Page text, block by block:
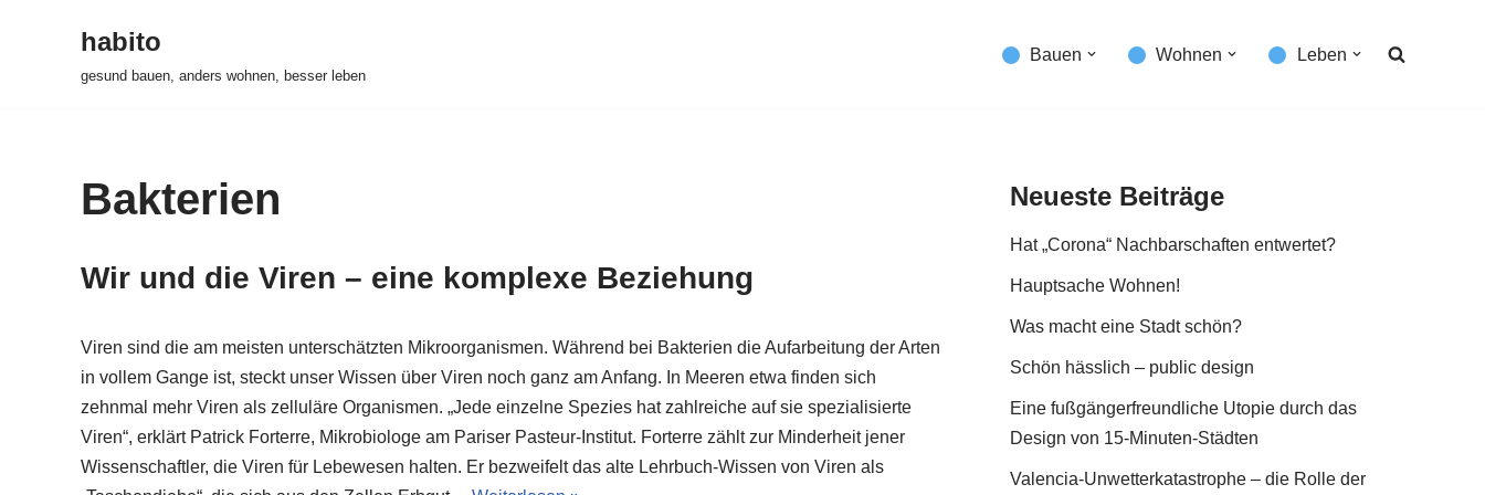
habito
gesund bauen, anders wohnen, besser leben
Bauen Wohnen Leben
Bakterien
Wir und die Viren – eine komplexe Beziehung
Viren sind die am meisten unterschätzten Mikroorganismen. Während bei Bakterien die Aufarbeitung der Arten
in vollem Gange ist, steckt unser Wissen über Viren noch ganz am Anfang. In Meeren etwa finden sich
zehnmal mehr Viren als zelluläre Organismen. „Jede einzelne Spezies hat zahlreiche auf sie spezialisierte
Viren“, erklärt Patrick Forterre, Mikrobiologe am Pariser Pasteur-Institut. Forterre zählt zur Minderheit jener
Wissenschaftler, die Viren für Lebewesen halten. Er bezweifelt das alte Lehrbuch-Wissen von Viren als
Neueste Beiträge
Hat „Corona“ Nachbarschaften entwertet?
Hauptsache Wohnen!
Was macht eine Stadt schön?
Schön hässlich – public design
Eine fußgängerfreundliche Utopie durch das
Design von 15-Minuten-Städten
Valencia-Unwetterkatastrophe – die Rolle der